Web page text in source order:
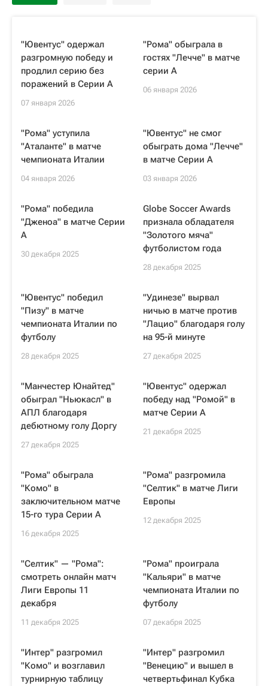
"Ювентус" одержал
разгромную победу и
продлил серию без
поражений в Серии А
07 января 2026
"Рома" обыграла в
гостях "Лечче" в матче
серии А
06 января 2026
"Рома" уступила
"Аталанте" в матче
чемпионата Италии
04 января 2026
"Ювентус" не смог
обыграть дома "Лечче"
в матче Серии А
03 января 2026
"Рома" победила
"Дженоа" в матче Серии
А
30 декабря 2025
Globe Soccer Awards
признала обладателя
"Золотого мяча"
футболистом года
28 декабря 2025
"Ювентус" победил
"Пизу" в матче
чемпионата Италии по
футболу
28 декабря 2025
"Удинезе" вырвал
ничью в матче против
"Лацио" благодаря голу
на 95-й минуте
27 декабря 2025
"Манчестер Юнайтед"
обыграл "Ньюкасл" в
АПЛ благодаря
дебютному голу Доргу
27 декабря 2025
"Ювентус" одержал
победу над "Ромой" в
матче Серии А
21 декабря 2025
"Рома" обыграла
"Комо" в
заключительном матче
15-го тура Серии А
16 декабря 2025
"Рома" разгромила
"Селтик" в матче Лиги
Европы
12 декабря 2025
"Селтик" — "Рома":
смотреть онлайн матч
Лиги Европы 11
декабря
11 декабря 2025
"Рома" проиграла
"Кальяри" в матче
чемпионата Италии по
футболу
07 декабря 2025
"Интер" разгромил
"Комо" и возглавил
турнирную таблицу
"Интер" разгромил
"Венецию" и вышел в
четвертьфинал Кубка